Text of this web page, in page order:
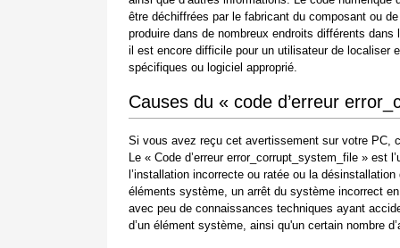
être déchiffrées par le fabricant du composant ou
produire dans de nombreux endroits différents
il est encore difficile pour un utilisateur de localiser
spécifiques ou logiciel approprié.
Causes du « code d’erreur
Si vous avez reçu cet avertissement sur votre PC,
Le « Code d’erreur error_corrupt_system_file »
l’installation incorrecte ou ratée ou la
éléments système, un arrêt du système incorrect
avec peu de connaissances techniques ayant
d’un élément système, ainsi qu'un certain nombre